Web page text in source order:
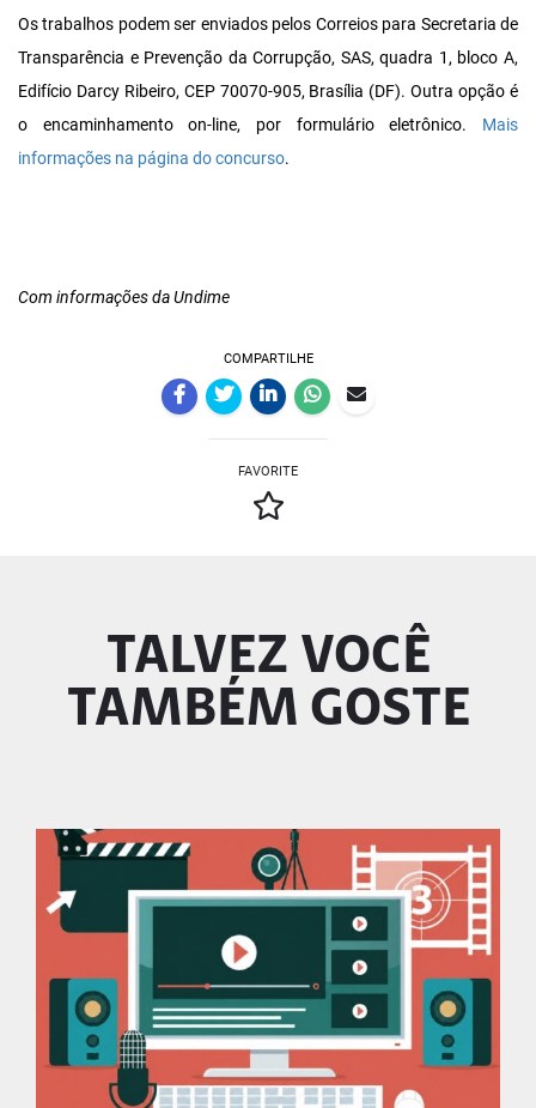
Os trabalhos podem ser enviados pelos Correios para Secretaria de
Transparência e Prevenção da Corrupção, SAS, quadra 1, bloco A,
Edifício Darcy Ribeiro, CEP 70070-905, Brasília (DF). Outra opção é
o encaminhamento on-line, por formulário eletrônico. Mais
informações na página do concurso.
Com informações da Undime
COMPARTILHE
FAVORITE
TALVEZ VOCÊ
TAMBÉM GOSTE